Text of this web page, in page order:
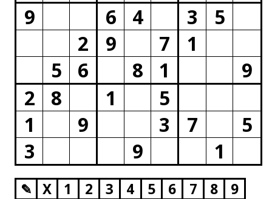
9
6 4 3
5
2
9 7
1
5
6 8 1
9
2
8 1
5
1
9 3 7
5
3
9 1
✎ X 1 2 3 4 5 6 7 8 9